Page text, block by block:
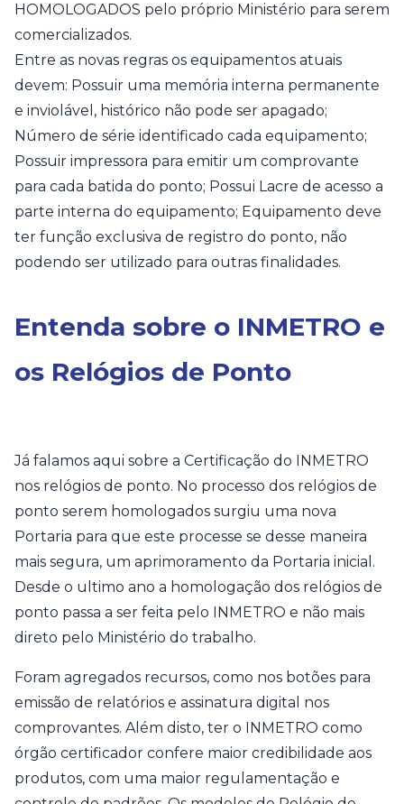
HOMOLOGADOS pelo próprio Ministério para serem
comercializados.
Entre as novas regras os equipamentos atuais
devem: Possuir uma memória interna permanente
e inviolável, histórico não pode ser apagado;
Número de série identificado cada equipamento;
Possuir impressora para emitir um comprovante
para cada batida do ponto; Possui Lacre de acesso a
parte interna do equipamento; Equipamento deve
ter função exclusiva de registro do ponto, não
podendo ser utilizado para outras finalidades.
Entenda sobre o INMETRO e
os Relógios de Ponto
Já falamos aqui sobre a Certificação do INMETRO
nos relógios de ponto. No processo dos relógios de
ponto serem homologados surgiu uma nova
Portaria para que este processe se desse maneira
mais segura, um aprimoramento da Portaria inicial.
Desde o ultimo ano a homologação dos relógios de
ponto passa a ser feita pelo INMETRO e não mais
direto pelo Ministério do trabalho.
Foram agregados recursos, como nos botões para
emissão de relatórios e assinatura digital nos
comprovantes. Além disto, ter o INMETRO como
órgão certificador confere maior credibilidade aos
produtos, com uma maior regulamentação e